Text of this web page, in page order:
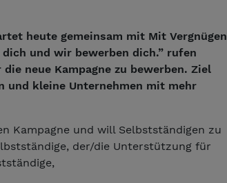
heute gemeinsam mit Mit Vergnügen
und wir bewerben dich.” rufen
neue Kampagne zu bewerben. Ziel
und kleine Unternehmen mit mehr
Kampagne und will Selbstständigen zu
der/die Unterstützung für